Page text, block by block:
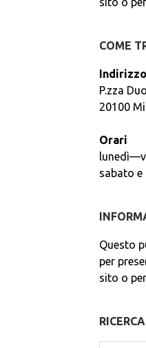
COME
Indirizzo
P.zza
20100
Orari
sabato e
Questo
per
sito o
RICERCA